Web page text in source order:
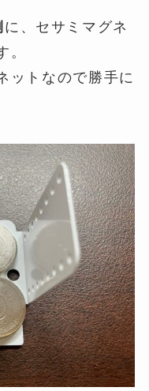
に、セサミマグネ
。
ットなので勝手に